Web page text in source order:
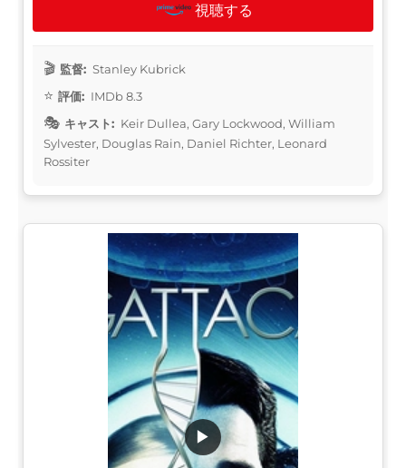
視聴する
監督: Stanley Kubrick
評価: IMDb 8.3
キャスト: Keir Dullea, Gary Lockwood, William
Sylvester, Douglas Rain, Daniel Richter, Leonard
Rossiter
▶